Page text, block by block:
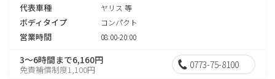
代表車種 ヤリス 等
ボディタイプ コンパクト
営業時間 08:00-20:00
3～6時間まで6,160円
免責補償制度1,100円 0773-75-8100